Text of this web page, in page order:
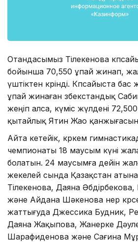
Отандасымыз Тілекенова
бойынша 70,550 ұпай жинап,
үштіктен көрінді. Көпсайыста бас
ұпай жинаған өзбекстандық
жеңіп алса, күміс жүлдені
қытайлық Ятин Жао
Айта кетейік, көркем
чемпионаты 18 маусым күні
болатын. 24 маусымға дейін
жекелей сында Қазақстан
Тілекенова, Даяна
және Айдана Шәкенова өнер
жаттығуда Джессика Будник,
Даяна Жақыпова, Жанерке
Шарафиденова және Сағина